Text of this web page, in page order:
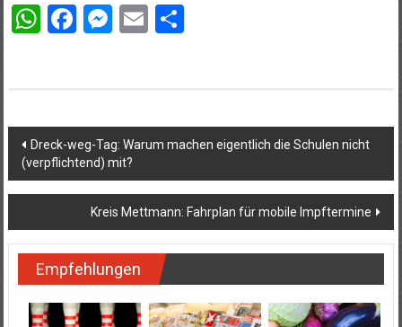
WhatsApp
Facebook
Messenger
EmailTeilen
Beitragsnavigation
Dreck-weg-Tag: Warum machen eigentlich die Schulen nicht
(verpflichtend) mit?
Kreis Mettmann: Fahrplan für mobile Impftermine
Empfehlungen